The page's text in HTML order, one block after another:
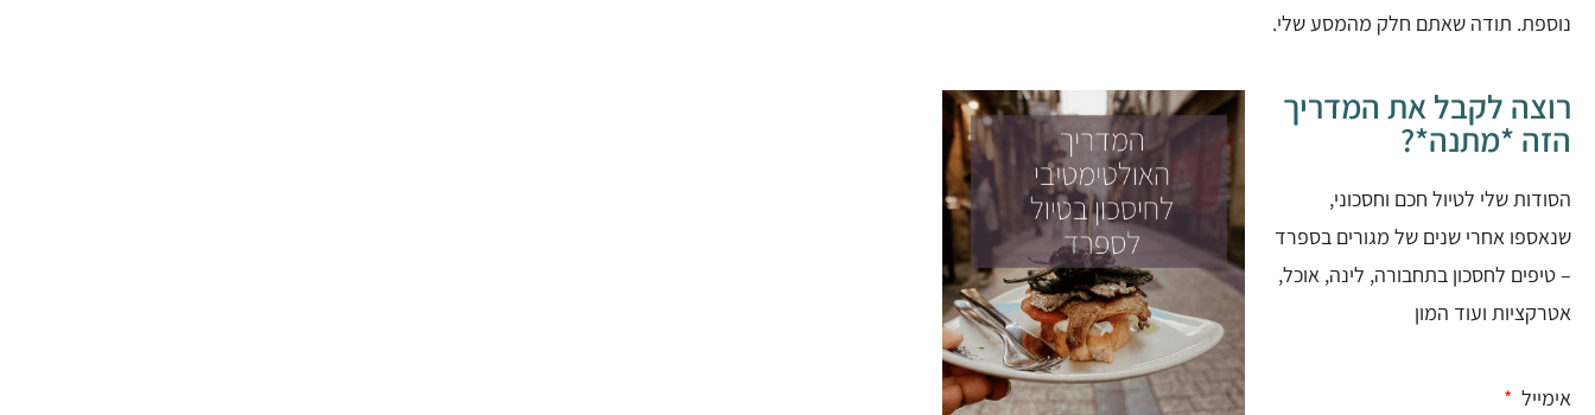
נוספת. תודה שאתם חלק מהמסע שלי.
רוצה לקבל את המדריך
הזה *מתנה*?
הסודות שלי לטיול חכם וחסכוני,
שנאספו אחרי שנים של מגורים בספרד
– טיפים לחסכון בתחבורה, לינה, אוכל,
אטרקציות ועוד המון
אימייל